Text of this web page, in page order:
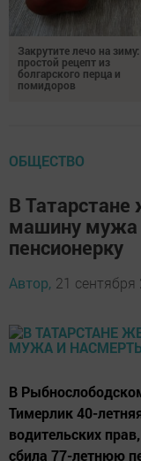
Закрутите лечо на зиму:
простой рецепт из
болгарского перца и
помидоров
ОБЩЕСТВО
В
машину мужа
пенсионерку
Автор, 21 сентября
В
Тимерлик 40-
водительских
сбила 77-летнюю